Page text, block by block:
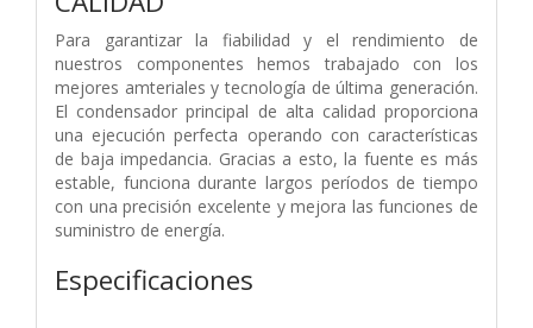
Para garantizar la fiabilidad y el rendimiento de
nuestros componentes hemos trabajado con los
mejores amteriales y tecnología de última generación.
El condensador principal de alta calidad proporciona
una ejecución perfecta operando con características
de baja impedancia. Gracias a esto, la fuente es más
estable, funciona durante largos períodos de tiempo
con una precisión excelente y mejora las funciones de
suministro de energía.
Especificaciones